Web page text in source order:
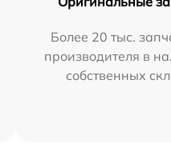
Более 20 тыс.
производителя в
собственных